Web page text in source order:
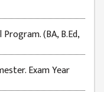
(BA, B.Ed,
Exam Year